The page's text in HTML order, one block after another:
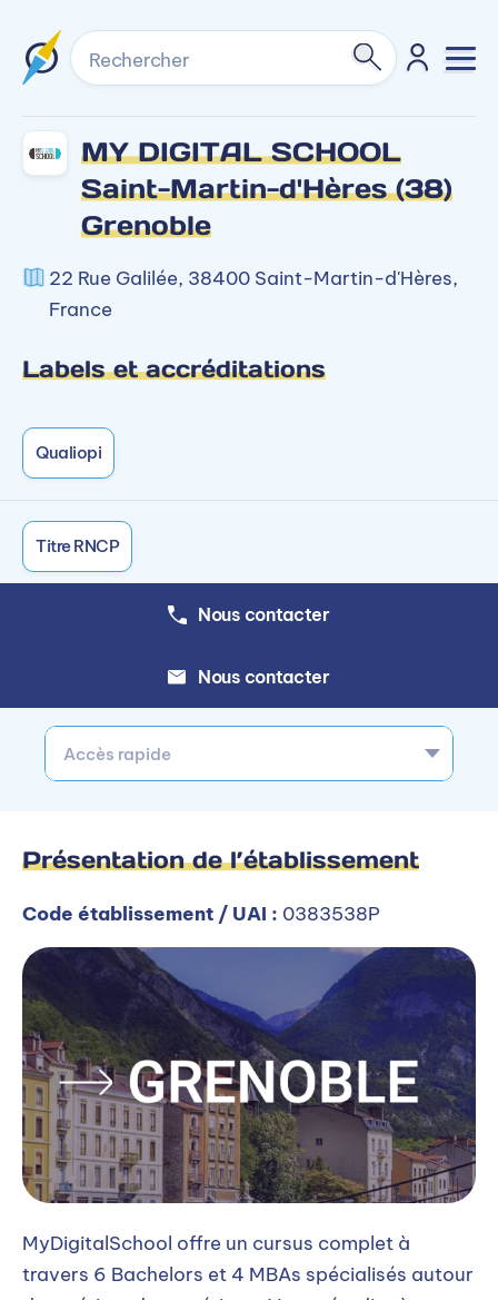
Rechercher
MY DIGITAL SCHOOL
Saint-Martin-d'Hères (38)
Grenoble
22 Rue Galilée, 38400 Saint-Martin-d'Hères,
France
Labels et accréditations
Qualiopi
Titre RNCP
Nous contacter
Nous contacter
Accès rapide
Présentation de l’établissement
Code établissement / UAI : 0383538P
MyDigitalSchool offre un cursus complet à
travers 6 Bachelors et 4 MBAs spécialisés autour